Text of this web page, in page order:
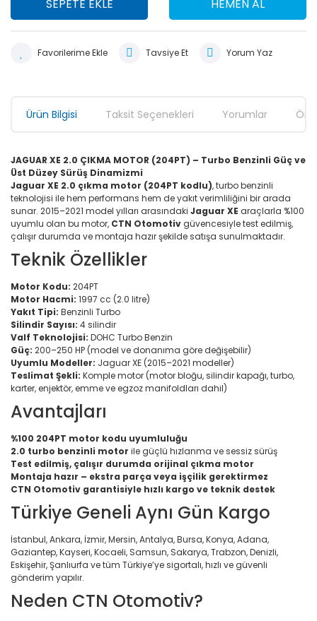
SEPETE EKLE HEMEN AL
Tavsiye Et Yorum Yaz
Ürün Bilgisi Taksit Seçenekleri Yorumlar
JAGUAR XE 2.0 ÇIKMA MOTOR (204PT) – Turbo Benzinli Güç ve
Üst Düzey Sürüş Dinamizmi
Jaguar XE 2.0 çıkma motor (204PT kodlu), turbo benzinli
teknolojisi ile hem performans hem de yakıt verimliliğini bir arada
sunar. 2015–2021 model yılları arasındaki Jaguar XE araçlarla %100
uyumlu olan bu motor, CTN Otomotivgüvencesiyle test edilmiş,
çalışır durumda ve montaja hazır şekilde satışa sunulmaktadır.
Teknik Özellikler
Motor Kodu: 204PT
Motor Hacmi: 1997 cc (2.0 litre)
Yakıt Tipi: Benzinli Turbo
Silindir Sayısı: 4 silindir
Valf Teknolojisi: DOHC Turbo Benzin
Güç: 200–250 HP (model ve donanıma göre değişebilir)
Uyumlu Modeller: Jaguar XE (2015–2021 modeller)
Teslimat Şekli: Komple motor (motor bloğu, silindir kapağı, turbo,
karter, enjektör, emme ve egzoz manifoldları dahil)
Avantajları
%100 204PT motor kodu uyumluluğu
2.0 turbo benzinli motor ile güçlü hızlanma ve sessiz sürüş
Test edilmiş, çalışır durumda orijinal çıkma motor
Montaja hazır – ekstra parça veya işçilik gerektirmez
CTN Otomotiv garantisiyle hızlı kargo ve teknik destek
Türkiye Geneli Aynı Gün Kargo
İstanbul, Ankara, İzmir, Mersin, Antalya, Bursa, Konya, Adana,
Gaziantep, Kayseri, Kocaeli, Samsun, Sakarya, Trabzon, Denizli,
Eskişehir, Şanlıurfa ve tüm Türkiye’ye sigortalı, hızlı ve güvenli
gönderim yapılır.
Neden CTN Otomotiv?